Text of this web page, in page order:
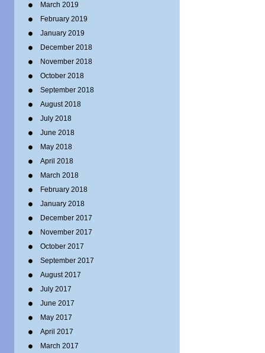
March 2019
February 2019
January 2019
December 2018
November 2018
October 2018
September 2018
August 2018
July 2018
June 2018
May 2018
April 2018
March 2018
February 2018
January 2018
December 2017
November 2017
October 2017
September 2017
August 2017
July 2017
June 2017
May 2017
April 2017
March 2017